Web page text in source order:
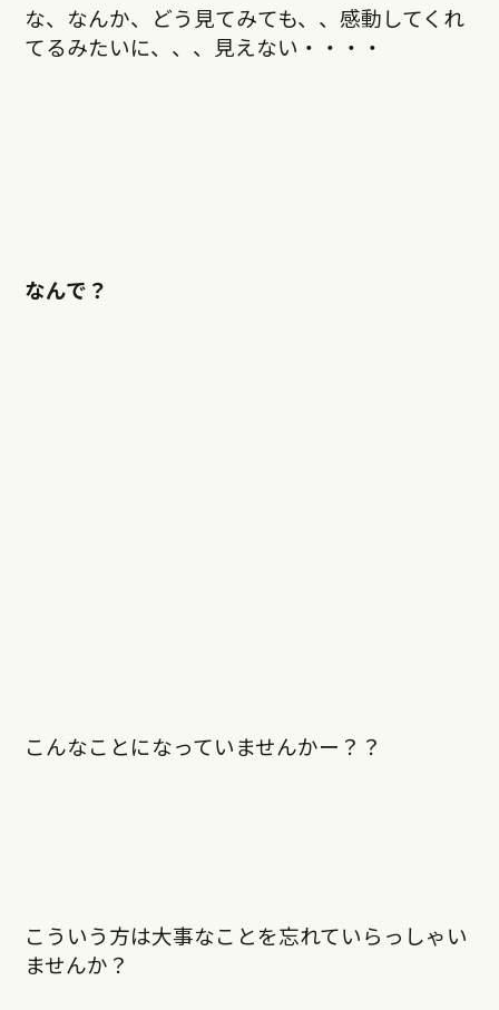
な、なんか、どう見てみても、、感動してくれ
てるみたいに、、、見えない・・・・
なんで？
こんなことになっていませんかー？？
こういう方は大事なことを忘れていらっしゃい
ませんか？